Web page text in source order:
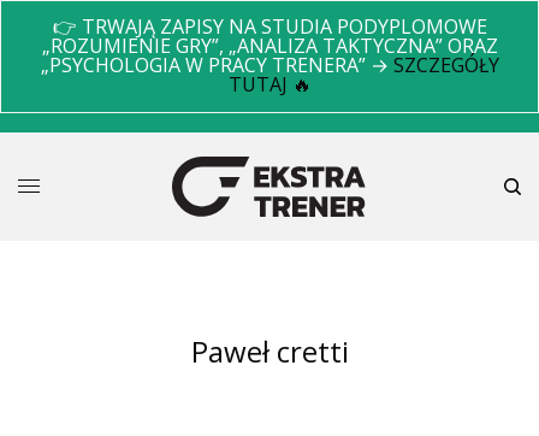
👉 TRWAJĄ ZAPISY NA STUDIA PODYPLOMOWE
„ROZUMIENIE GRY”, „ANALIZA TAKTYCZNA” ORAZ
„PSYCHOLOGIA W PRACY TRENERA” → SZCZEGÓŁY
TUTAJ 🔥
paweł cretti